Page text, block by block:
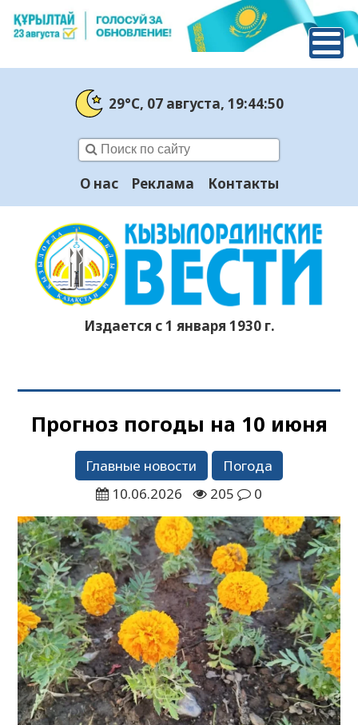
29°C, 07 августа, 19:44:51
О нас Реклама Контакты
Издается с 1 января 1930 г.
Прогноз погоды на 10 июня
Главные новости
Погода
10.06.2026
205 0